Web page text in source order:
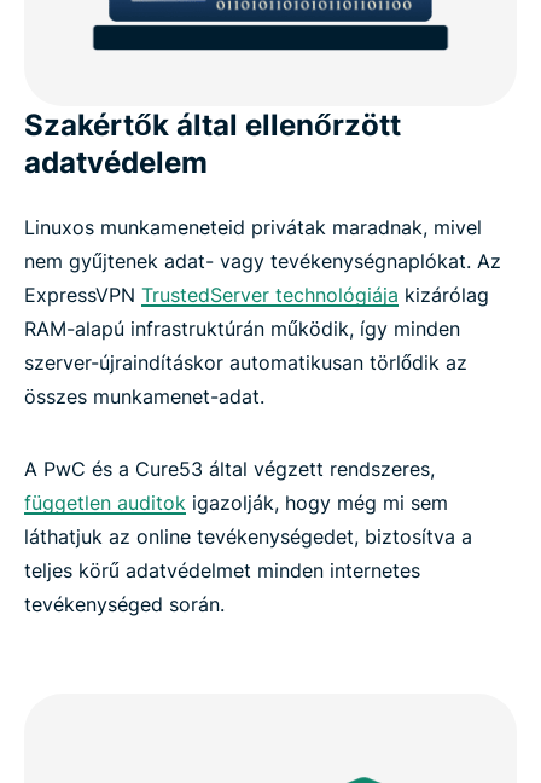
Szakértők által ellenőrzött
adatvédelem
Linuxos munkameneteid privátak maradnak, mivel
nem gyűjtenek adat- vagy tevékenységnaplókat. Az
ExpressVPN TrustedServer technológiája kizárólag
RAM-alapú infrastruktúrán működik, így minden
szerver-újraindításkor automatikusan törlődik az
összes munkamenet-adat.
A PwC és a Cure53 által végzett rendszeres,
független auditok igazolják, hogy még mi sem
láthatjuk az online tevékenységedet, biztosítva a
teljes körű adatvédelmet minden internetes
tevékenységed során.